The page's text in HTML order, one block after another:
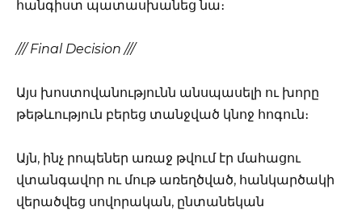
հանգիստ պատասխանեց նա։
/// Final Decision ///
Այս խոստովանությունն անսպասելի ու խորը
թեթևություն բերեց տանջված կնոջ հոգուն։
Այն, ինչ րոպեներ առաջ թվում էր մահացու
վտանգավոր ու մութ առեղծված, հանկարծակի
վերածվեց սովորական, ընտանեկան